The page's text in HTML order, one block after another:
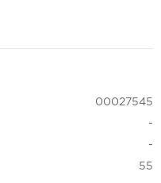
00027545
-
-
55